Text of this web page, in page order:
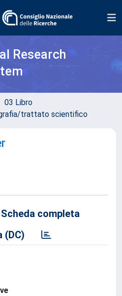
Research
03 Libro
trattato scientifico
Scheda completa
(DC)